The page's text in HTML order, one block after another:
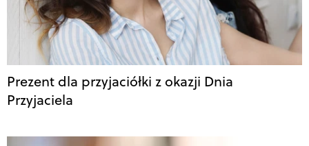
Prezent dla przyjaciółki z okazji Dnia
Przyjaciela